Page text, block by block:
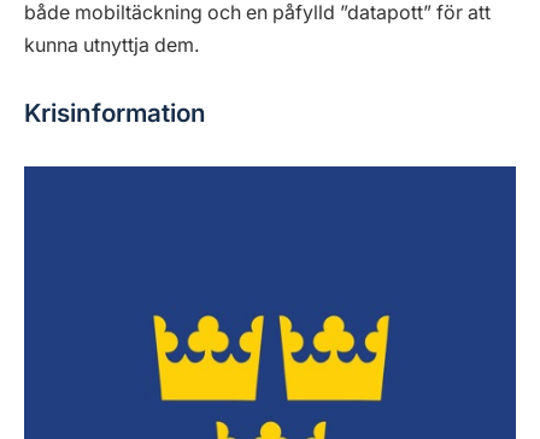
både mobiltäckning och en påfylld ”datapott” för att
kunna utnyttja dem.
Krisinformation